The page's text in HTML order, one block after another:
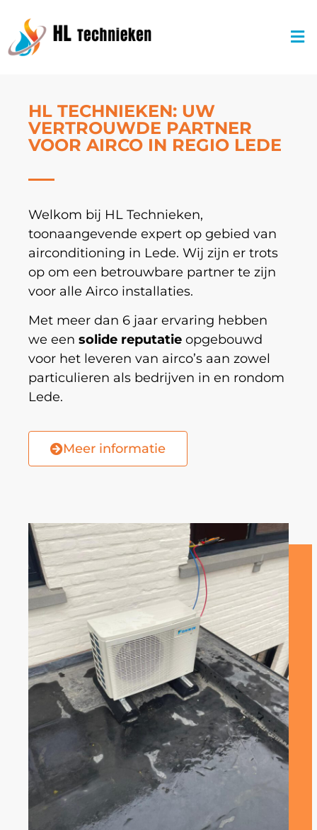
HL TECHNIEKEN: UW
VERTROUWDE PARTNER
VOOR AIRCO IN REGIO LEDE
Welkom bij HL Technieken,
toonaangevende expert op gebied van
airconditioning in Lede. Wij zijn er trots
op om een betrouwbare partner te zijn
voor alle Airco installaties.
Met meer dan 6 jaar ervaring hebben
we een solide reputatie opgebouwd
voor het leveren van airco’s aan zowel
particulieren als bedrijven in en rondom
Lede.
Meer informatie